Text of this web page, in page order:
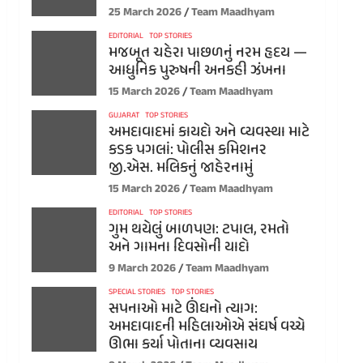
25 March 2026 Team Maadhyam
EDITORIAL TOP STORIES
મજબૂત ચહેરા પાછળનું નરમ હૃદય —
આધુનિક પુરુષની અનકહી ઝંખના
15 March 2026 Team Maadhyam
GUJARAT TOP STORIES
અમદાવાદમાં કાયદો અને વ્યવસ્થા માટે
કડક પગલાં: પોલીસ કમિશનર
જી.એસ. મલિકનું જાહેરનામું
15 March 2026 Team Maadhyam
EDITORIAL TOP STORIES
ગુમ થયેલું બાળપણ: ટપાલ, રમતો
અને ગામના દિવસોની યાદો
9 March 2026 Team Maadhyam
SPECIAL STORIES TOP STORIES
સપનાઓ માટે ઊંઘનો ત્યાગ:
અમદાવાદની મહિલાઓએ સંઘર્ષ વચ્ચે
ઊભા કર્યા પોતાના વ્યવસાય